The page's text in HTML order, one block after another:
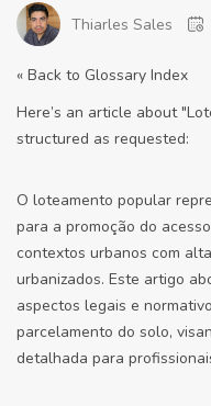
Thiarles Sales
« Back to Glossary Index
Here’s an article about
structured as requested:
O loteamento popular
para a promoção do
contextos urbanos com
urbanizados. Este artigo
aspectos legais e
parcelamento do solo,
detalhada para